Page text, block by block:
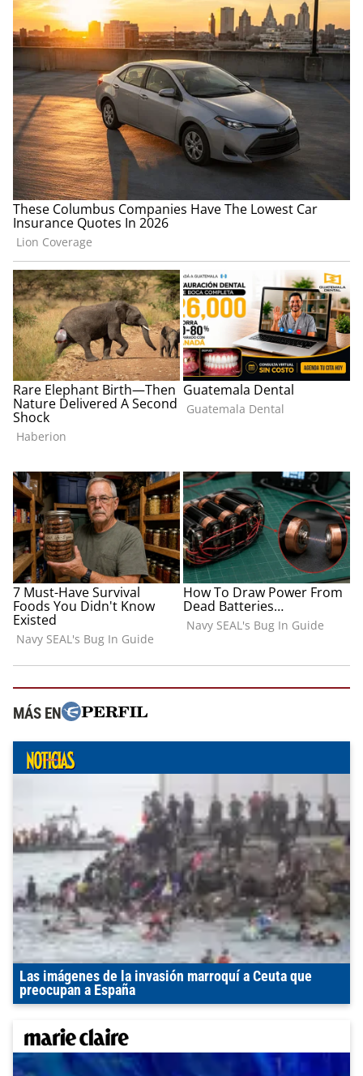
MÁS EN
Las imágenes de la invasión marroquí a Ceuta que
preocupan a España